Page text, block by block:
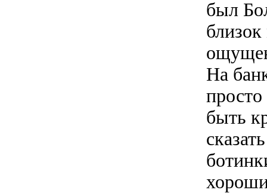
был
На
быть